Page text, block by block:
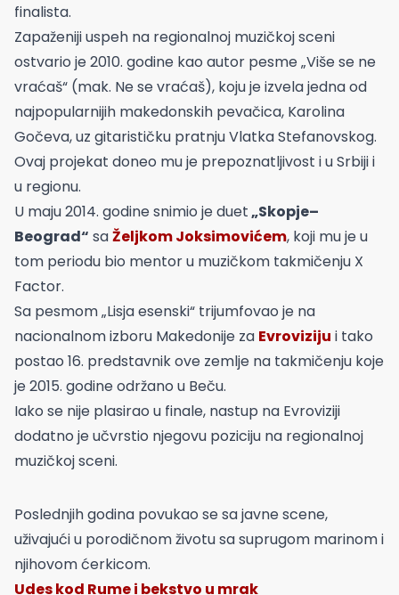
finalista.
Zapaženiji uspeh na regionalnoj muzičkoj sceni
ostvario je 2010. godine kao autor pesme „Više se ne
vraćaš“ (mak. Ne se vraćaš), koju je izvela jedna od
najpopularnijih makedonskih pevačica, Karolina
Gočeva, uz gitarističku pratnju Vlatka Stefanovskog.
Ovaj projekat doneo mu je prepoznatljivost i u Srbiji i
u regionu.
U maju 2014. godine snimio je duet„Skopje–
Beograd“ saŽeljkom Joksimovićem, koji mu je u
tom periodu bio mentor u muzičkom takmičenju X
Factor.
Sa pesmom „Lisja esenski“ trijumfovao je na
nacionalnom izboru Makedonije za Evroviziju i tako
postao 16. predstavnik ove zemlje na takmičenju koje
je 2015. godine održano u Beču.
Iako se nije plasirao u finale, nastup na Evroviziji
dodatno je učvrstio njegovu poziciju na regionalnoj
muzičkoj sceni.
Poslednjih godina povukao se sa javne scene,
uživajući u porodičnom životu sa suprugom marinom i
njihovom ćerkicom.
Udes kod Rume i bekstvo u mrak